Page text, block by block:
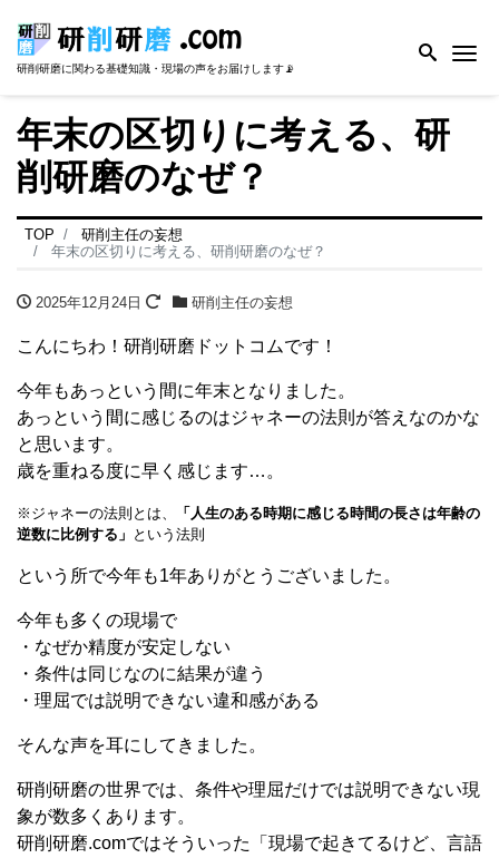
研削研磨に関わる基礎知識・現場の声をお届けします📡
年末の区切りに考える、研
削研磨のなぜ？
TOP
研削主任の妄想
年末の区切りに考える、研削研磨のなぜ？
2025年12月24日 研削主任の妄想
こんにちわ！研削研磨ドットコムです！
今年もあっという間に年末となりました。
あっという間に感じるのはジャネーの法則が答えなのかな
と思います。
歳を重ねる度に早く感じます…。
※ジャネーの法則とは、
「人生のある時期に感じる時間の長さは年齢の
逆数に比例する」 という法則
という所で今年も1年ありがとうございました。
今年も多くの現場で
・なぜか精度が安定しない
・条件は同じなのに結果が違う
・理屈では説明できない違和感がある
そんな声を耳にしてきました。
研削研磨の世界では、条件や理屈だけでは説明できない現
象が数多くあります。
研削研磨.comではそういった「現場で起きてるけど、言語